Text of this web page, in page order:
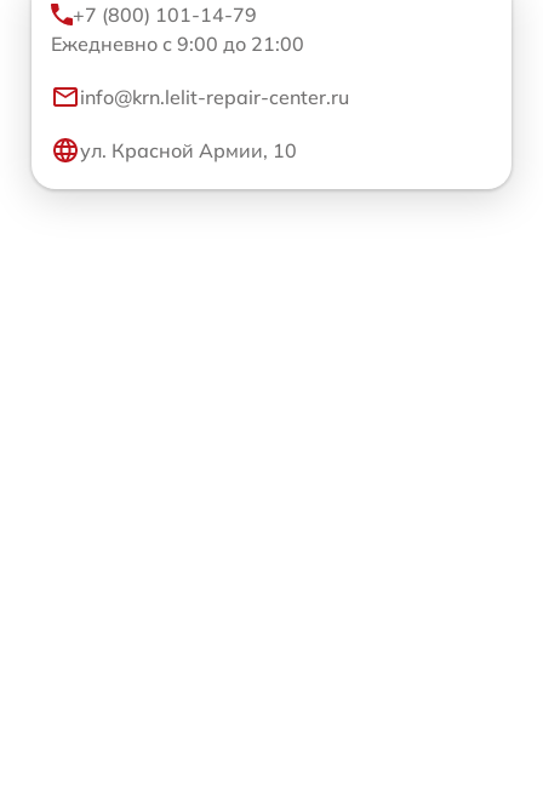
+7 (800) 101-14-79
Ежедневно с 9:00 до 21:00
info@krn.lelit-repair-center.ru
ул. Красной Армии, 10